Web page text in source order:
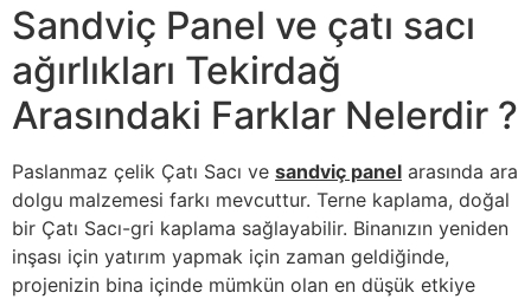
Sandviç Panel ve çatı sacı
ağırlıkları Tekirdağ
Arasındaki Farklar Nelerdir ?
Paslanmaz çelik Çatı Sacı ve sandviç panel arasında ara
dolgu malzemesi farkı mevcuttur. Terne kaplama, doğal
bir Çatı Sacı-gri kaplama sağlayabilir. Binanızın yeniden
inşası için yatırım yapmak için zaman geldiğinde,
projenizin bina içinde mümkün olan en düşük etkiye